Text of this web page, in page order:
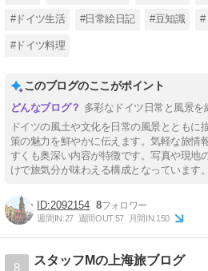
#ドイツ生活 #日常絵日記 #豆知識 #
#ドイツ料理
このブログのここがポイント
多彩なドイツ日常と風景を
ドイツの風土や文化を日常の風景とともに
策の魅力を鮮やかに伝えます。気軽な旅情
すくも奥深い内容が特徴です。写真や現地
けで旅気分が味わえる構成となっています。
2092154 8
週間IN:27 週間OUT:57 月間IN:150
8
スタッフMの上海旅ブログ